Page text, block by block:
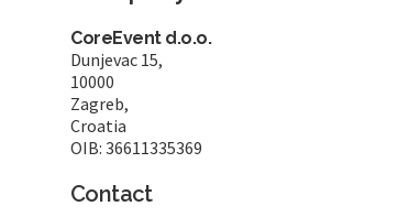
CoreEvent d.o.o.
Dunjevac 15,
10000
Zagreb,
Croatia
OIB: 36611335369
Contact